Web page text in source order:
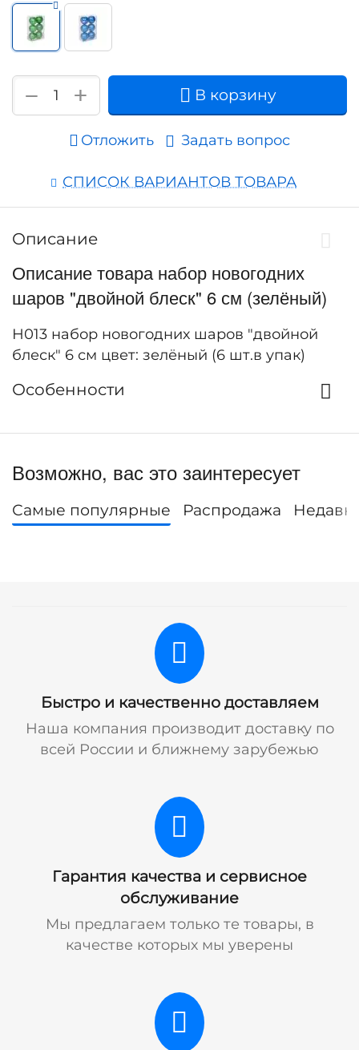
+
− В корзину
Отложить Задать вопрос
СПИСОК ВАРИАНТОВ ТОВАРА
Описание
Описание товара набор новогодних
шаров "двойной блеск" 6 см (зелёный)
Н013 набор новогодних шаров "двойной
блеск" 6 см цвет: зелёный (6 шт.в упак)
Особенности
Возможно, вас это заинтересует
Самые популярные Распродажа
Быстро и качественно доставляем
Наша компания производит доставку по
всей России и ближнему зарубежью
Гарантия качества и сервисное
обслуживание
Мы предлагаем только те товары, в
качестве которых мы уверены